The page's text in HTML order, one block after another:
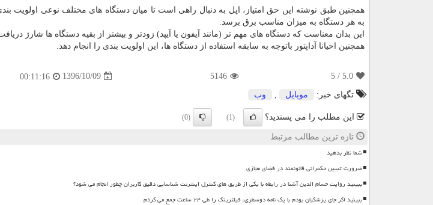
همچنین طبق نوشته این حق امتیاز، اپل به دنبال راهی است تا میان دستگاه های مختلف نوعی اولویت
به هر دستگاه به میزان مناسب برق برسد.
این بدان معناست كه دستگاه های مهم تر (مانند آیفون یا آیپد) زودتر و بیشتر از بقیه دستگاه ها شارژ
همچنین احیانا آداپتور باتوجه به سابقه استفاده از دستگاه ها، این اولویت بندی را انجام دهد.
5.0
/ 5
5146
1396/10/09
00:11:16
تگهای خبر:
موبایل وب
این مطلب را می پسندید؟ (1)
(0)
تازه ترین مطالب مرتبط
شما نظر بدهید
ضرورت تبیین حکمرانی قانونمند در فضای مجازی
ببینید روایت حسام الدین آشنا در رابطه با یکی از طریق های کنترل اینترنت شناسایی دقیق کاربران چطور انجام می شود؟
ببینید اگر جای پزشکیان بودم با یک نامه دوسطری، فیلترینگ را طی ۲۴ ساعت جمع می کردم